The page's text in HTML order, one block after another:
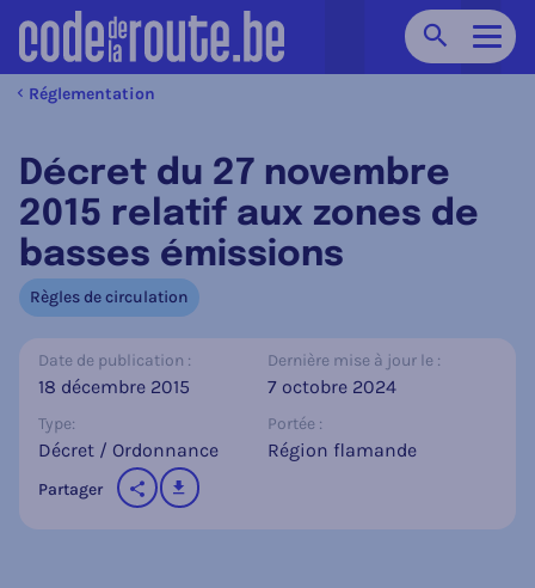
Chercher
Réglementation
Décret du 27 novembre
2015 relatif aux zones de
basses émissions
Règles de circulation
Date de publication :
18 décembre 2015
Dernière mise à jour le :
7 octobre 2024
Type:
Décret / Ordonnance
Portée :
Région flamande
Partager télécharger